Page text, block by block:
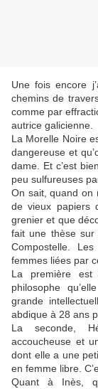
Une fois encore
chemins de
comme par
autrice galicienne.
La Morelle Noire
dangereuse et
dame. Et c’est
peu sulfureuses
On sait, quand on
de vieux papiers
grenier et que
fait une thèse sur
Compostelle.
femmes liées par
La première
philosophe
grande
abdique à 28 ans
La seconde,
accoucheuse et
dont elle a une
en femme libre.
Quant à Inès,